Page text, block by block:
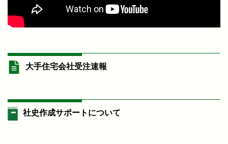
大手住宅会社受注速報
社史作成サポートについて